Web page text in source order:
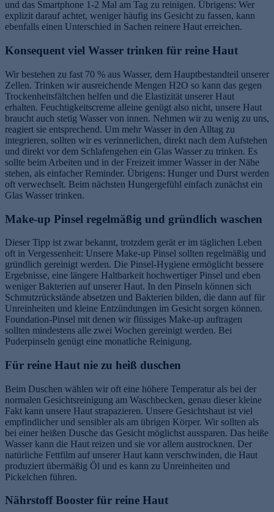
und das Smartphone 1-2 Mal am Tag zu reinigen. Übrigens: Wer
explizit darauf achtet, weniger häufig ins Gesicht zu fassen, kann
ebenfalls einen Unterschied in Sachen reinere Haut erreichen.
Konsequent viel Wasser trinken für reine Haut
Wir bestehen zu fast 70 % aus Wasser, dem Hauptbestandteil unserer
Zellen. Trinken wir ausreichende Mengen H2O so kann das gegen
Trockenheitsfältchen helfen und die Elastizität unserer Haut
erhalten. Feuchtigkeitscreme alleine genügt also nicht, unsere Haut
braucht auch stetig Wasser von innen. Nehmen wir zu wenig zu uns,
reagiert sie entsprechend. Um mehr Wasser in den Alltag zu
integrieren, sollten wir es verinnerlichen, direkt nach dem Aufstehen
und direkt vor dem Schlafengehen ein Glas Wasser zu trinken. Es
sollte beim Arbeiten und in der Freizeit immer Wasser in der Nähe
stehen, als einfacher Reminder. Übrigens: Hunger und Durst werden
oft verwechselt. Beim nächsten Hungergefühl einfach zunächst ein
Glas Wasser trinken.
Make-up Pinsel regelmäßig und gründlich waschen
Dieser Tipp ist zwar bekannt, trotzdem gerät er im täglichen Leben
oft in Vergessenheit: Unsere Make-up Pinsel sollten regelmäßig und
gründlich gereinigt werden. Die Pinsel-Hygiene ermöglicht bessere
Ergebnisse, eine längere Haltbarkeit hochwertiger Pinsel und eben
weniger Bakterien auf unserer Haut. In den Pinseln können sich
Schmutzrückstände absetzen und Bakterien bilden, die dann auf für
Unreinheiten und kleine Entzündungen im Gesicht sorgen können.
Foundation-Pinsel mit denen wir flüssiges Make-up auftragen
sollten mindestens alle zwei Wochen gereinigt werden. Bei
Puderpinseln genügt eine monatliche Reinigung.
Für reine Haut nie zu heiß duschen
Beim Duschen wählen wir oft eine höhere Temperatur als bei der
normalen Gesichtsreinigung am Waschbecken, genau dieser kleine
Fakt kann unsere Haut strapazieren. Unsere Gesichtshaut ist viel
empfindlicher und sensibler als am übrigen Körper. Wir sollten als
bei einer heißen Dusche das Gesicht möglichst aussparen. Das heiße
Wasser kann die Haut reizen und sie vor allem austrocknen. Der
natürliche Fettfilm auf unserer Haut kann verschwinden, die Haut
produziert übermäßig Öl und es kann zu Unreinheiten und
Pickelchen führen.
Nährstoff Booster für reine Haut